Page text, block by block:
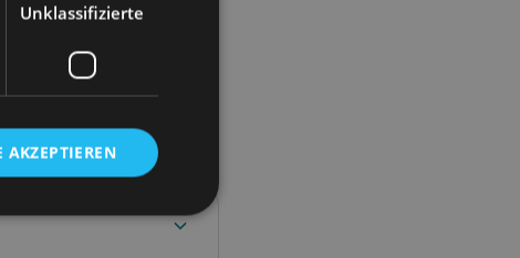
Unklassifizierte
AKZEPTIEREN